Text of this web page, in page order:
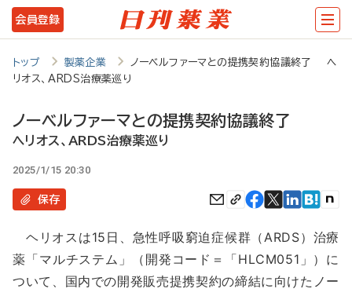
メ
イ
テ
ツ
に
動
会員登録
トップ 製薬企業
ノーベルファーマとの提携契約協議終了 ヘ
リオス、ARDS治療薬巡り
ノーベルファーマとの提携契約協議終了
ヘリオス、ARDS治療薬巡り
2025/1/15 20:30
保存
ヘリオスは15日、急性呼吸窮迫症候群（ARDS）治療
薬「マルチステム」（開発コード＝「HLCM051」）に
ついて、国内での開発販売提携契約の締結に向けたノー